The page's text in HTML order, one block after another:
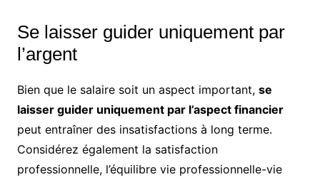
Se laisser guider uniquement par
l’argent
Bien que le salaire soit un aspect important, se
laisser guider uniquement par l’aspect financier
peut entraîner des insatisfactions à long terme.
Considérez également la satisfaction
professionnelle, l’équilibre vie professionnelle-vie